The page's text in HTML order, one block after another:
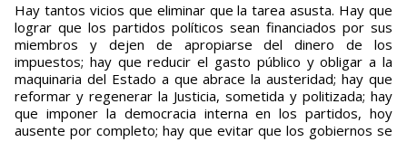
Hay tantos vicios que eliminar que la tarea asusta. Hay que
lograr que los partidos políticos sean financiados por sus
miembros y dejen de apropiarse del dinero de los
impuestos; hay que reducir el gasto público y obligar a la
maquinaria del Estado a que abrace la austeridad; hay que
reformar y regenerar la Justicia, sometida y politizada; hay
que imponer la democracia interna en los partidos, hoy
ausente por completo; hay que evitar que los gobiernos se